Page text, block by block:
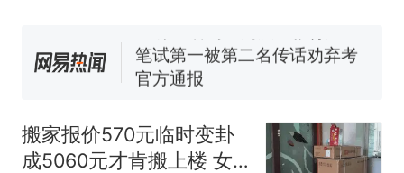
已叫停招聘，成立调查组全面
核查
笔试第一被第二名传话劝弃考
官方通报
因老师一句“跟我回家”改写了
人生
搬家报价570元临时变卦
成5060元才肯搬上楼 女